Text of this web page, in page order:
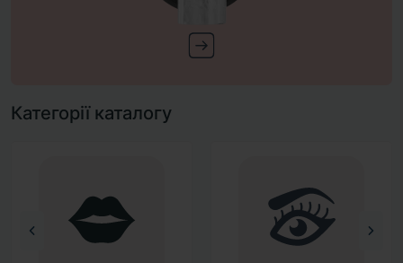
Категорії каталогу